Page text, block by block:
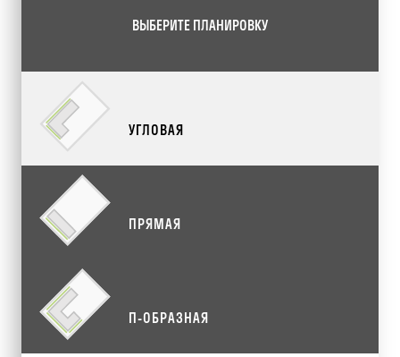
ВЫБЕРИТЕ ПЛАНИРОВКУ
УГЛОВАЯ
ПРЯМАЯ
П-ОБРАЗНАЯ